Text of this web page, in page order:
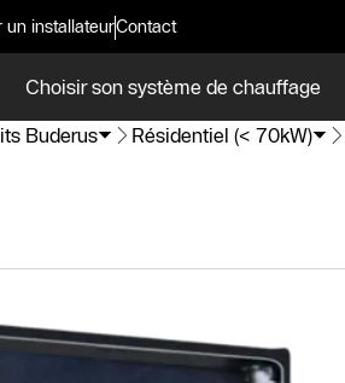
un installateurContact
Choisir son système de chauffage
Buderus Résidentiel (< 70kW)